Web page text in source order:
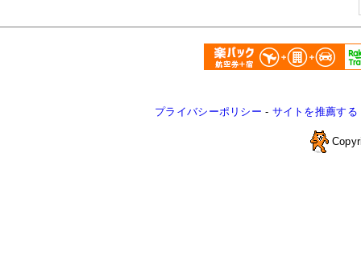
プライバシーポリシー - サイトを推薦する